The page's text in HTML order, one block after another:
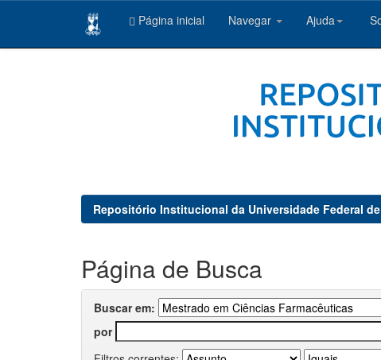
Página inicial Navegar Ajuda
Repositório Institucional da Universidade Federal de
Página de Busca
Buscar em:
por